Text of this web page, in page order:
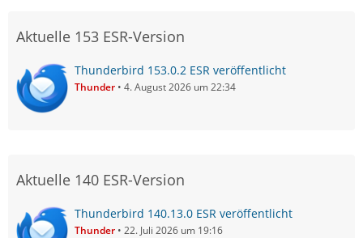
Aktuelle 153 ESR-Version
Thunderbird 153.0.2 ESR veröffentlicht
Thunder 4. August 2026 um 22:34
Aktuelle 140 ESR-Version
Thunderbird 140.13.0 ESR veröffentlicht
Thunder 22. Juli 2026 um 19:16